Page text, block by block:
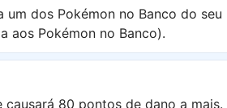
dos Pokémon no Banco do seu
aos Pokémon no Banco).
80 pontos de dano a mais.